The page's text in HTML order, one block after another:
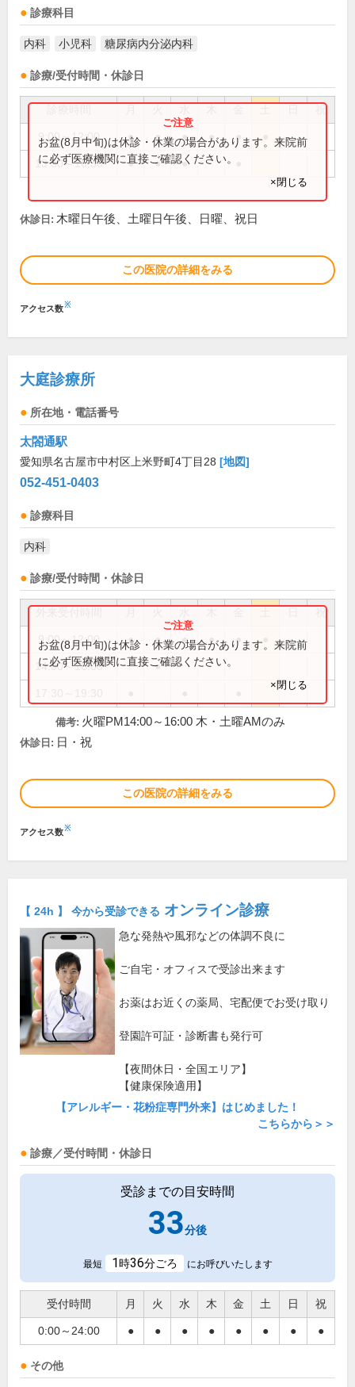
診療科目
内科 小児科 糖尿病内分泌内科
診療/受付時間・休診日
祝
9:00～12:00 ● ● ● ● ●
13:30～16:30 ● ● ●
お盆(8月中旬)は休診・休業の場合があります。来院前
に必ず医療機関に直接ご確認ください。
×閉じる
休診日: 木曜日午後、土曜日午後、日曜、祝日
この医院の詳細をみる
アクセス数※
大庭診療所
所在地・電話番号
太閤通駅
愛知県名古屋市中村区上米野町4丁目28 [地図]
052-451-0403
診療科目
内科
診療/受付時間・休診日
祝
9:00～12:00 ● ● ● ● ●
14:00～16:00 ●
お盆(8月中旬)は休診・休業の場合があります。来院前
に必ず医療機関に直接ご確認ください。
×閉じる
備考: 火曜PM14:00～16:00 木・土曜AMのみ
休診日: 日・祝
この医院の詳細をみる
アクセス数※
【 24h 】 今から受診できる オンライン診療
急な発熱や風邪などの体調不良に
ご自宅・オフィスで受診出来ます
お薬はお近くの薬局、宅配便でお受け取り
登園許可証・診断書も発行可
【夜間休日・全国エリア】
【健康保険適用】
【アレルギー・花粉症専門外来】はじめました！
こちらから＞＞
診療／受付時間・休診日
受診までの目安時間
33分後
最短 1時36分ごろ にお呼びいたします
受付時間 月 火 水 木 金 土 日 祝
0:00～24:00 ● ● ● ● ● ● ● ●
その他